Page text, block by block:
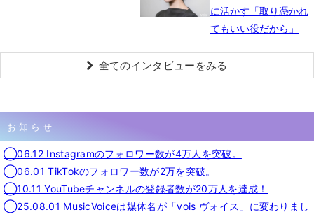
に活かす「取り憑かれ
てもいい役だから」
全てのインタビューをみる
お知らせ
◯06.12 Instagramのフォロワー数が4万人を突破。
◯06.01 TikTokのフォロワー数が2万を突破。
◯10.11 YouTubeチャンネルの登録者数が20万人を達成！
◯25.08.01 MusicVoiceは媒体名が「vois ヴォイス」に変わりまし